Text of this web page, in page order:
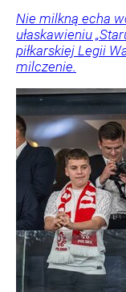
Nie milkną echa
ułaskawieniu
piłkarskiej Legii
milczenie.